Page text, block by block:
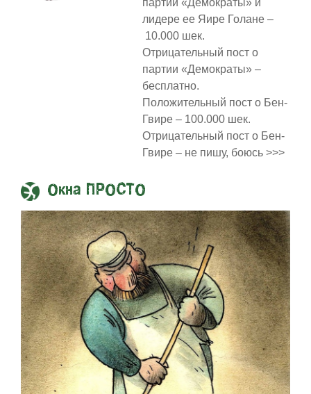
партии «Демократы» и
лидере ее Яире Голане –
10.000 шек.
Отрицательный пост о
партии «Демократы» –
бесплатно.
Положительный пост о Бен-
Гвире – 100.000 шек.
Отрицательный пост о Бен-
Гвире – не пишу, боюсь >>>
Окна ПРОСТО